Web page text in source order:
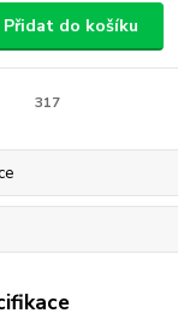
Přidat do košíku
317